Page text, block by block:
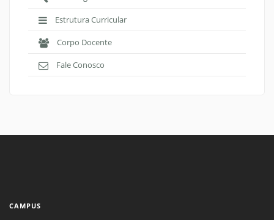
Estrutura Curricular
Corpo Docente
Fale Conosco
CAMPUS